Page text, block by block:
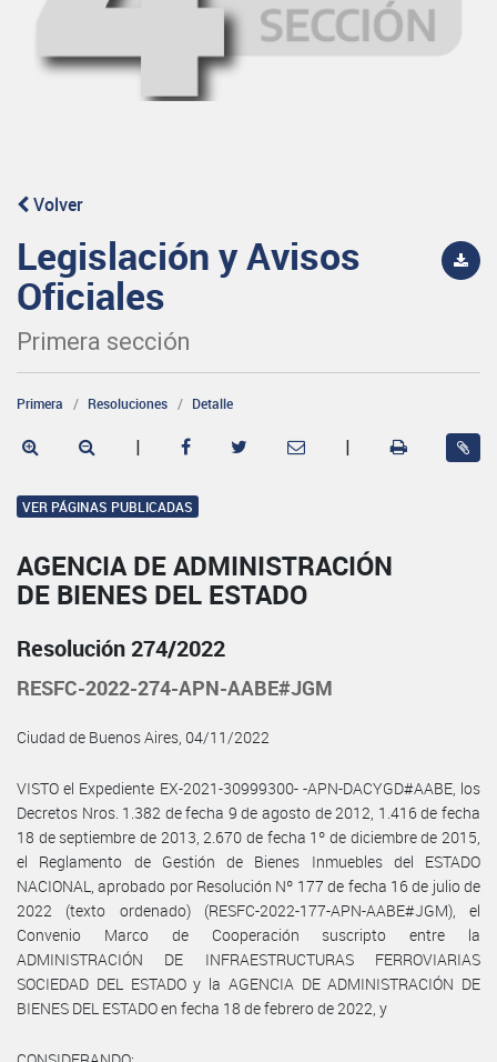
Volver
Legislación y Avisos
Oficiales
Primera sección
Primera Resoluciones Detalle
| |
VER PÁGINAS PUBLICADAS
AGENCIA DE ADMINISTRACIÓN
DE BIENES DEL ESTADO
Resolución 274/2022
RESFC-2022-274-APN-AABE#JGM
Ciudad de Buenos Aires, 04/11/2022
VISTO el Expediente EX-2021-30999300- -APN-DACYGD#AABE, los
Decretos Nros. 1.382 de fecha 9 de agosto de 2012, 1.416 de fecha
18 de septiembre de 2013, 2.670 de fecha 1º de diciembre de 2015,
el Reglamento de Gestión de Bienes Inmuebles del ESTADO
NACIONAL, aprobado por Resolución Nº 177 de fecha 16 de julio de
2022 (texto ordenado) (RESFC-2022-177-APN-AABE#JGM), el
Convenio Marco de Cooperación suscripto entre la
ADMINISTRACIÓN DE INFRAESTRUCTURAS FERROVIARIAS
SOCIEDAD DEL ESTADO y la AGENCIA DE ADMINISTRACIÓN DE
BIENES DEL ESTADO en fecha 18 de febrero de 2022, y